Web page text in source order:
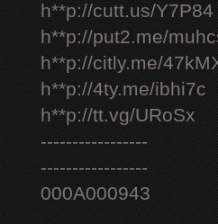
h**p://cutt.us/Y7P84
h**p://put2.me/
h**p://citly.me/
h**p://4ty.me/ibhi7c
h**p://tt.vg/URoSx
-----------------
-----------------
000A000943